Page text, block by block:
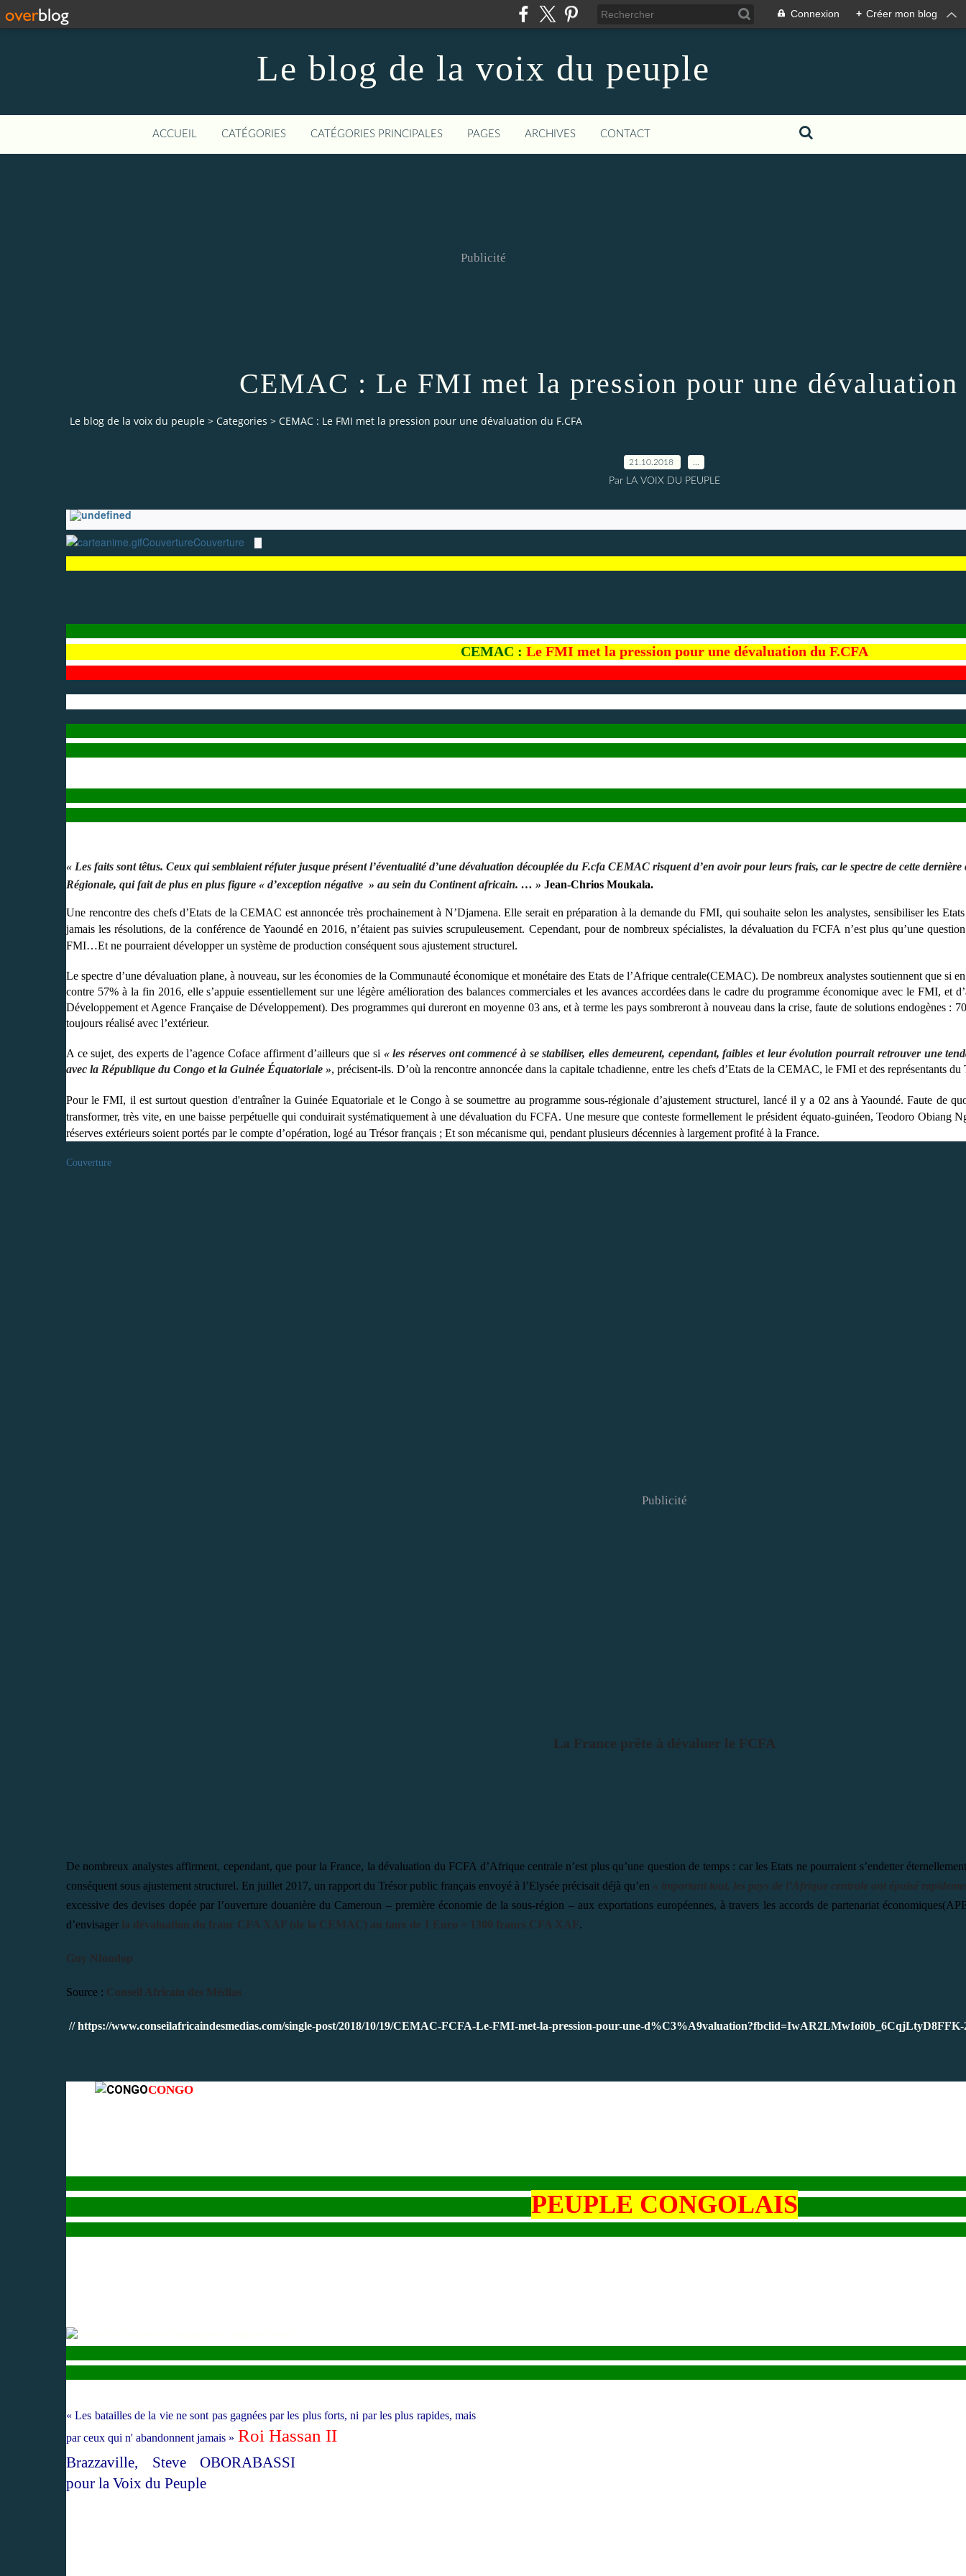
Connexion + Créer mon blog
Le blog de la voix du peuple
ACCUEIL CATÉGORIES CATÉGORIES PRINCIPALES PAGES ARCHIVES CONTACT
Publicité
CEMAC : Le FMI met la pression pour une dévaluation
Le blog de la voix du peuple > Categories > CEMAC : Le FMI met la pression pour une dévaluation du F.CFA
21.10.2018
Par LA VOIX DU PEUPLE
CouvertureCouverture
CEMAC : Le FMI met la pression pour une dévaluation du F.CFA
« Les faits sont têtus. Ceux qui semblaient réfuter jusque présent l’éventualité d’une dévaluation découplée du F.cfa CEMAC risquent d’en avoir pour leurs frais, car le spectre de cette
Régionale, qui fait de plus en plus figure « d’exception négative » au sein du Continent africain. … » Jean-Chrios Moukala.
Une rencontre des chefs d’Etats de la CEMAC est annoncée très prochainement à N’Djamena. Elle serait en préparation à la demande du FMI, qui souhaite selon les analystes, sensibiliser les
jamais les résolutions, de la conférence de Yaoundé en 2016, n’étaient pas suivies scrupuleusement. Cependant, pour de nombreux spécialistes, la dévaluation du FCFA n’est plus qu’une
FMI…Et ne pourraient développer un système de production conséquent sous ajustement structurel.
Le spectre d’une dévaluation plane, à nouveau, sur les économies de la Communauté économique et monétaire des Etats de l’Afrique centrale(CEMAC). De nombreux analystes soutiennent que si
contre 57% à la fin 2016, elle s’appuie essentiellement sur une légère amélioration des balances commerciales et les avances accordées dans le cadre du programme économique avec le FMI, et
Développement et Agence Française de Développement). Des programmes qui dureront en moyenne 03 ans, et à terme les pays sombreront à nouveau dans la crise, faute de solutions endogènes :
toujours réalisé avec l’extérieur.
A ce sujet, des experts de l’agence Coface affirment d’ailleurs que si « les réserves ont commencé à se stabiliser, elles demeurent, cependant, faibles et leur évolution pourrait retrouver une
avec la République du Congo et la Guinée Équatoriale », précisent-ils. D’où la rencontre annoncée dans la capitale tchadienne, entre les chefs d’Etats de la CEMAC, le FMI et des représentants
Pour le FMI, il est surtout question d'entraîner la Guinée Equatoriale et le Congo à se soumettre au programme sous-régionale d’ajustement structurel, lancé il y a 02 ans à Yaoundé. Faute de
transformer, très vite, en une baisse perpétuelle qui conduirait systématiquement à une dévaluation du FCFA. Une mesure que conteste formellement le président équato-guinéen, Teodoro Obiang
réserves extérieurs soient portés par le compte d’opération, logé au Trésor français ; Et son mécanisme qui, pendant plusieurs décennies à largement profité à la France.
Couverture
Publicité
La France prête à dévaluer le FCFA
De nombreux analystes affirment, cependant, que pour la France, la dévaluation du FCFA d’Afrique centrale n’est plus qu’une question de temps : car les Etats ne pourraient s’endetter
conséquent sous ajustement structurel. En juillet 2017, un rapport du Trésor public français envoyé à l’Elysée précisait déjà qu’en « important tout, les pays de l’Afrique centrale ont épuisé
excessive des devises dopée par l’ouverture douanière du Cameroun – première économie de la sous-région – aux exportations européennes, à travers les accords de partenariat
d’envisager la dévaluation du franc CFA XAF (de la CEMAC) au taux de 1 Euro = 1300 francs CFA XAF.
Guy Nfondop
Source : Conseil Africain des Médias
// https://www.conseilafricaindesmedias.com/single-post/2018/10/19/CEMAC-FCFA-Le-FMI-met-la-pression-pour-une-
CONGO
PEUPLE CONGOLAIS
«Les batailles de la vie ne sont pas gagnées par les plus forts, ni par les plus rapides, mais
par ceux qui n' abandonnent jamais » Roi Hassan II
Brazzaville, Steve OBORABASSI
pour la Voix du Peuple